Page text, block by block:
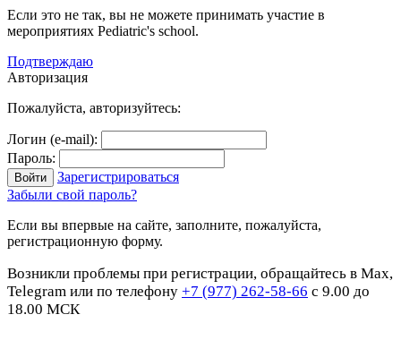
Если это не так, вы не можете принимать участие в
мероприятиях Pediatric's school.
Подтверждаю
Авторизация
Пожалуйста, авторизуйтесь:
Логин (e-mail):
Пароль:
Зарегистрироваться
Забыли свой пароль?
Если вы впервые на сайте, заполните, пожалуйста,
регистрационную форму.
Возникли проблемы при регистрации, обращайтесь в Max,
Telegram или по телефону +7 (977) 262-58-66 с 9.00 до
18.00 МСК